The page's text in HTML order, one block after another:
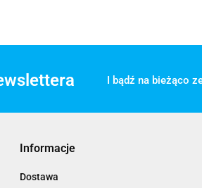
I bądź na bieżąco
Informacje
Dostawa